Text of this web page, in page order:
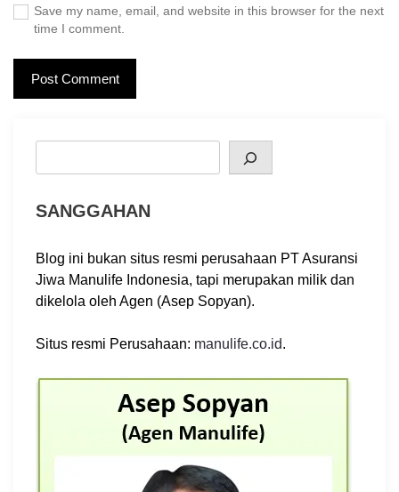
Save my name, email, and website in this browser for the next
time I comment.
SANGGAHAN
Blog ini bukan situs resmi perusahaan PT Asuransi
Jiwa Manulife Indonesia, tapi merupakan milik dan
dikelola oleh Agen (Asep Sopyan).
Situs resmi Perusahaan: manulife.co.id.